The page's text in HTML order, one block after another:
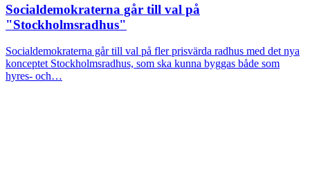
Socialdemokraterna går till val på
"Stockholmsradhus"
Socialdemokraterna går till val på fler prisvärda radhus med det nya
konceptet Stockholmsradhus, som ska kunna byggas både som
hyres- och…